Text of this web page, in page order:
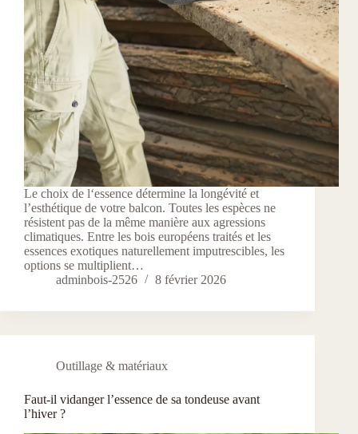
Le choix de l‘essence détermine la longévité et
l’esthétique de votre balcon. Toutes les espèces ne
résistent pas de la même manière aux agressions
climatiques. Entre les bois européens traités et les
essences exotiques naturellement imputrescibles, les
options se multiplient…
adminbois-2526
8 février 2026
Outillage & matériaux
Faut-il vidanger l’essence de sa tondeuse avant
l’hiver ?